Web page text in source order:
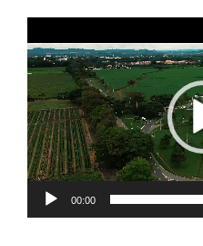
de
vídeo
00:00